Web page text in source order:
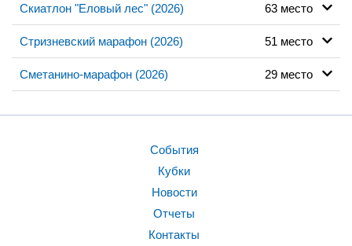
Скиатлон "Еловый лес" (2026) 63 место
Стризневский марафон (2026) 51 место
Сметанино-марафон (2026) 29 место
События
Кубки
Новости
Отчеты
Контакты